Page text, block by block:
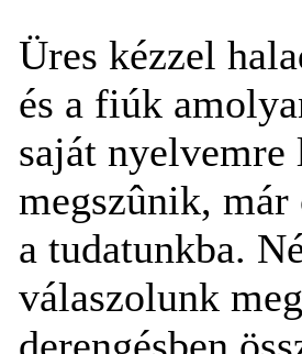
Üres kézzel
és a fiúk
saját
megszûnik, már
a tudatunkba.
válaszolunk